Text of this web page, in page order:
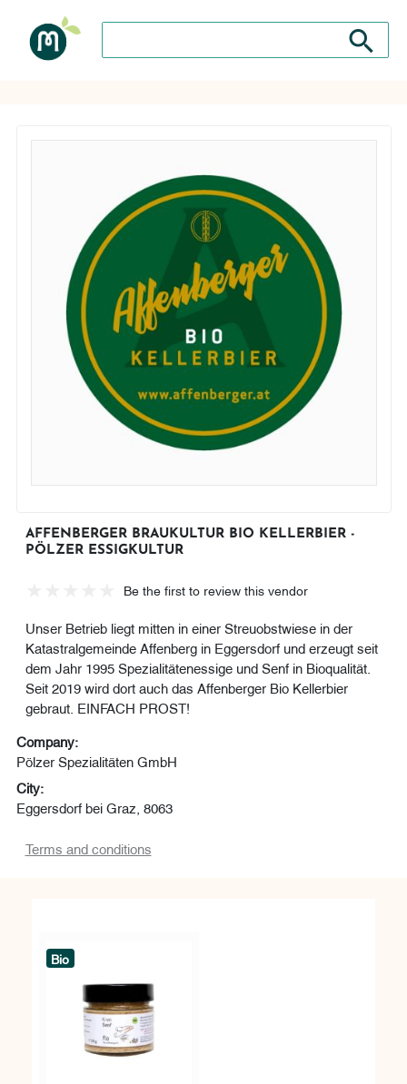
Search
AFFENBERGER BRAUKULTUR BIO KELLERBIER -
PÖLZER ESSIGKULTUR
Be the first to review this vendor
Unser Betrieb liegt mitten in einer Streuobstwiese in der
Katastralgemeinde Affenberg in Eggersdorf und erzeugt seit
dem Jahr 1995 Spezialitätenessige und Senf in Bioqualität.
Seit 2019 wird dort auch das Affenberger Bio Kellerbier
gebraut. EINFACH PROST!
Company:
Pölzer Spezialitäten GmbH
City:
Eggersdorf bei Graz, 8063
Terms and conditions
Bio